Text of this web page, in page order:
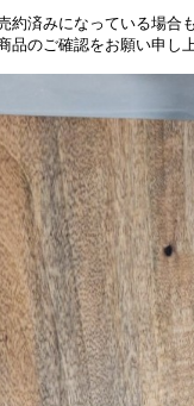
約済みになっている場合
品のご確認をお願い申し上